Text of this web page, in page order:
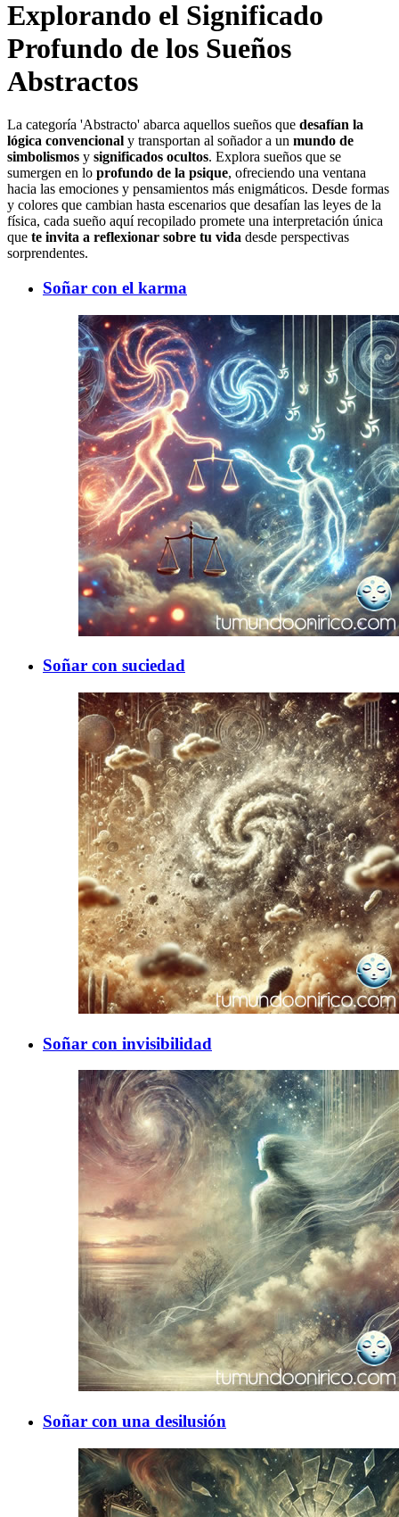
Explorando el Significado
Profundo de los Sueños
Abstractos
La categoría 'Abstracto' abarca aquellos sueños que desafían la
lógica convencional y transportan al soñador a un mundo de
simbolismos y significados ocultos. Explora sueños que se
sumergen en lo profundo de la psique, ofreciendo una ventana
hacia las emociones y pensamientos más enigmáticos. Desde formas
y colores que cambian hasta escenarios que desafían las leyes de la
física, cada sueño aquí recopilado promete una interpretación única
que te invita a reflexionar sobre tu vida desde perspectivas
sorprendentes.
Soñar con el karma
Soñar con suciedad
Soñar con invisibilidad
Soñar con una desilusión